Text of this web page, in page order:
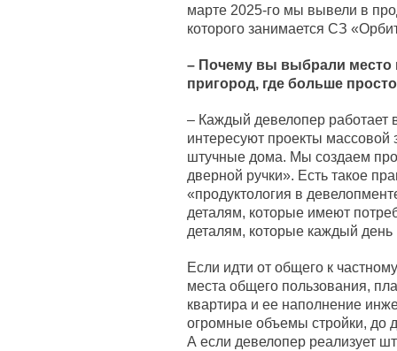
марте 2025-го мы вывели в
которого занимается СЗ
– Почему вы выбрали место
пригород, где больше
– Каждый девелопер
интересуют проекты массовой
штучные дома. Мы создаем
дверной ручки». Есть такое
«продуктология в
деталям, которые имеют
деталям, которые каждый день
Если идти от общего к
места общего пользования,
квартира и ее наполнение
огромные объемы стройки, до
А если девелопер реализует